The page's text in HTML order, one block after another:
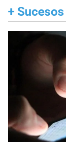
+ Sucesos